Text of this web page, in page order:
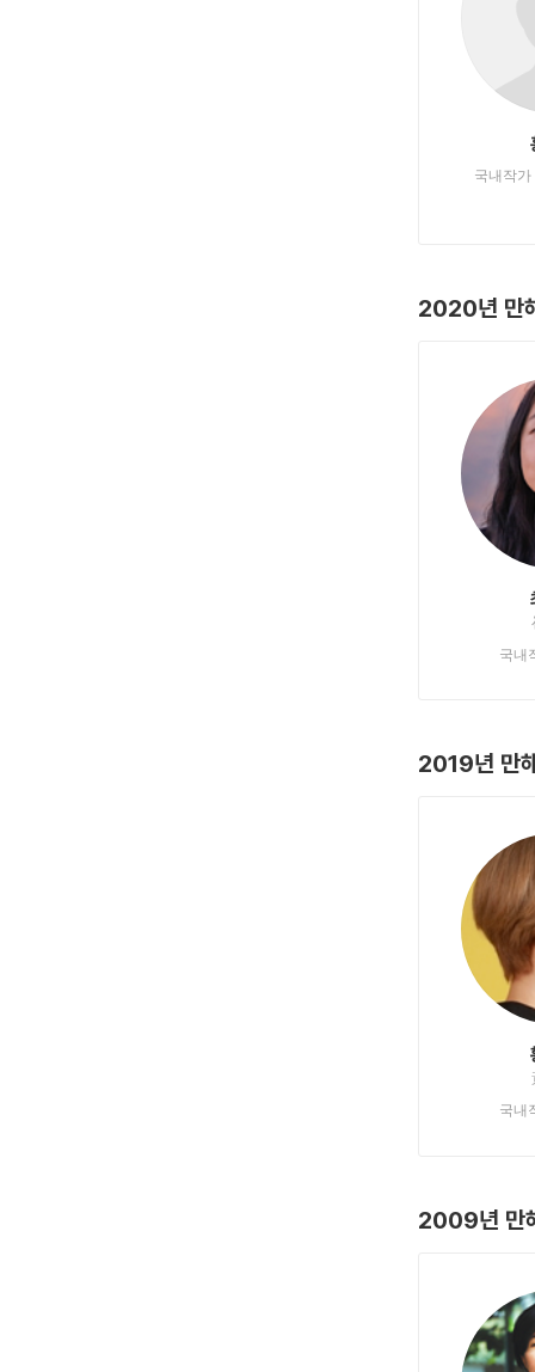
국내작가
2020년 만
국내
2019년 만
국내
2009년 만